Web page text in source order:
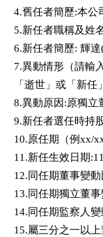
4.舊任者簡歷:本公
5.新任者職稱及姓
6.新任者簡歷: 輝
7.異動情形（請輸
「逝世」或「新任
8.異動原因:原獨立
9.新任者選任時持
10.原任期（例xx/
11.新任生效日期
12.同任期董事變動
13.同任期獨立董事
14.同任期監察人變
15.屬三分之一以